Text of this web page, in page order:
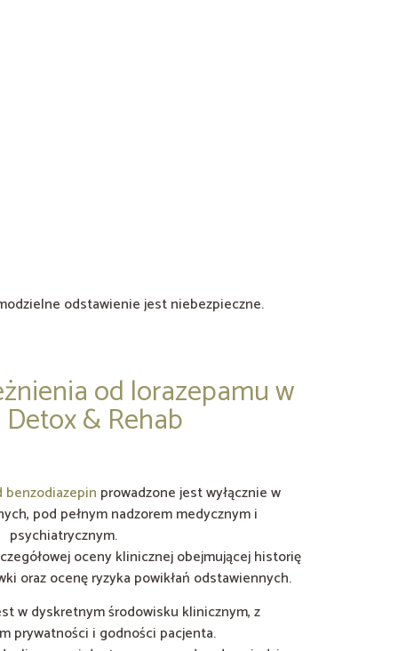
odstawienie jest niebezpieczne.
od lorazepamu w
& Rehab
prowadzone jest wyłącznie w
pod pełnym nadzorem medycznym i
psychiatrycznym.
oceny klinicznej obejmującej historię
oraz ocenę ryzyka powikłań odstawiennych.
w dyskretnym środowisku klinicznym, z
prywatności i godności pacjenta.